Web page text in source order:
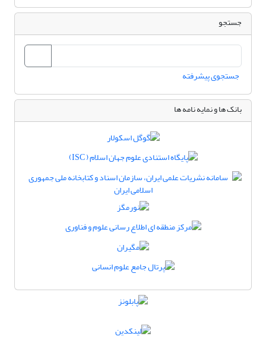
جستجو
جستجوی پیشرفته
بانک ها و نمایه نامه ها